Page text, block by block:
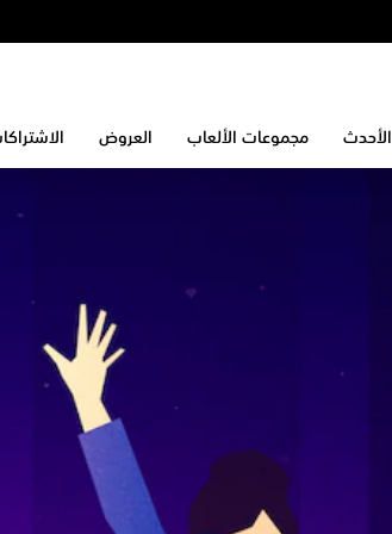
الأحدث مجموعات الألعاب العروض